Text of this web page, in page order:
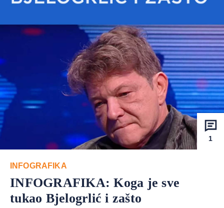
1
INFOGRAFIKA
INFOGRAFIKA: Koga je sve
tukao Bjelogrlić i zašto